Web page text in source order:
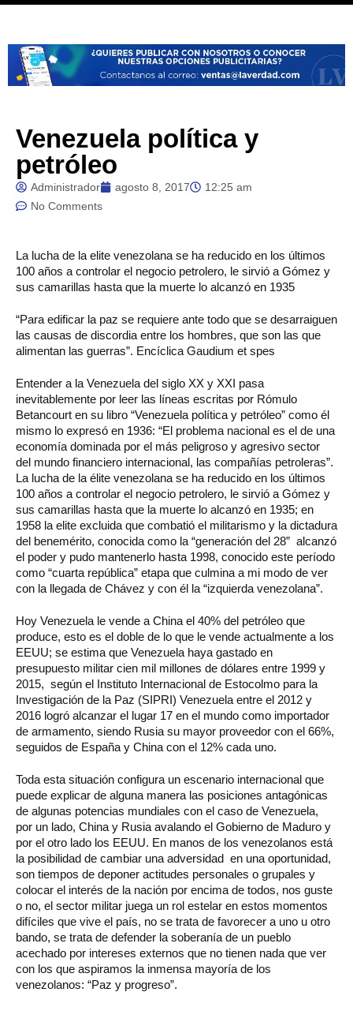
Venezuela política y
petróleo
Administrador agosto 8, 2017
12:25 am
No Comments
La lucha de la elite venezolana se ha reducido en los últimos
100 años a controlar el negocio petrolero, le sirvió a Gómez y
sus camarillas hasta que la muerte lo alcanzó en 1935
“Para edificar la paz se requiere ante todo que se desarraiguen
las causas de discordia entre los hombres, que son las que
alimentan las guerras”. Encíclica Gaudium et spes
Entender a la Venezuela del siglo XX y XXI pasa
inevitablemente por leer las líneas escritas por Rómulo
Betancourt en su libro “Venezuela política y petróleo” como él
mismo lo expresó en 1936: “El problema nacional es el de una
economía dominada por el más peligroso y agresivo sector
del mundo financiero internacional, las compañías petroleras”.
La lucha de la élite venezolana se ha reducido en los últimos
100 años a controlar el negocio petrolero, le sirvió a Gómez y
sus camarillas hasta que la muerte lo alcanzó en 1935; en
1958 la elite excluida que combatió el militarismo y la dictadura
del benemérito, conocida como la “generación del 28” alcanzó
el poder y pudo mantenerlo hasta 1998, conocido este período
como “cuarta república” etapa que culmina a mi modo de ver
con la llegada de Chávez y con él la “izquierda venezolana”.
Hoy Venezuela le vende a China el 40% del petróleo que
produce, esto es el doble de lo que le vende actualmente a los
EEUU; se estima que Venezuela haya gastado en
presupuesto militar cien mil millones de dólares entre 1999 y
2015, según el Instituto Internacional de Estocolmo para la
Investigación de la Paz (SIPRI) Venezuela entre el 2012 y
2016 logró alcanzar el lugar 17 en el mundo como importador
de armamento, siendo Rusia su mayor proveedor con el 66%,
seguidos de España y China con el 12% cada uno.
Toda esta situación configura un escenario internacional que
puede explicar de alguna manera las posiciones antagónicas
de algunas potencias mundiales con el caso de Venezuela,
por un lado, China y Rusia avalando el Gobierno de Maduro y
por el otro lado los EEUU. En manos de los venezolanos está
la posibilidad de cambiar una adversidad en una oportunidad,
son tiempos de deponer actitudes personales o grupales y
colocar el interés de la nación por encima de todos, nos guste
o no, el sector militar juega un rol estelar en estos momentos
difíciles que vive el país, no se trata de favorecer a uno u otro
bando, se trata de defender la soberanía de un pueblo
acechado por intereses externos que no tienen nada que ver
con los que aspiramos la inmensa mayoría de los
venezolanos: “Paz y progreso”.